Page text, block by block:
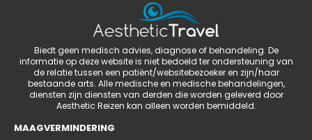
Biedt geen medisch advies, diagnose of behandeling. De
informatie op deze website is niet bedoeld ter ondersteuning van
de relatie tussen een patiënt/websitebezoeker en zijn/haar
bestaande arts. Alle medische en medische behandelingen,
diensten zijn diensten van derden die worden geleverd door
Aesthetic Reizen kan alleen worden bemiddeld.
MAAGVERMINDERING